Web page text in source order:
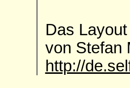
Das
von Stefan
http://